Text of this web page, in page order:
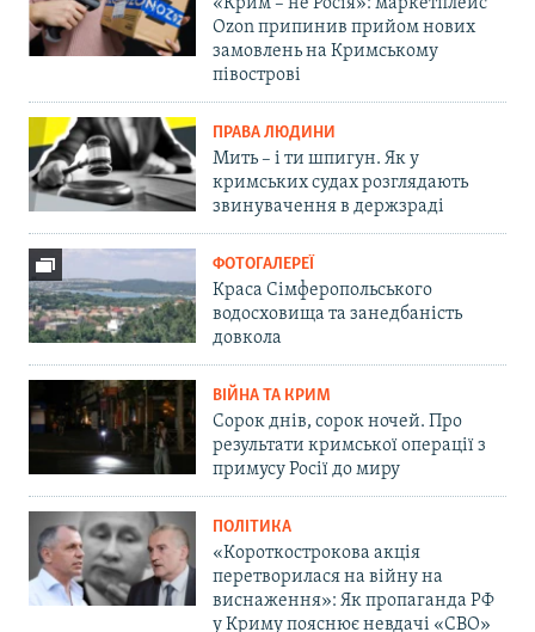
Ozon припинив прийом нових
замовлень на Кримському
півострові
ПРАВА ЛЮДИНИ
Мить – і ти шпигун. Як у
кримських судах розглядають
звинувачення в держзраді
ФОТОГАЛЕРЕЇ
Краса Сімферопольського
водосховища та занедбаність
довкола
ВІЙНА ТА КРИМ
Сорок днів, сорок ночей. Про
результати кримської операції з
примусу Росії до миру
ПОЛІТИКА
«Короткострокова акція
перетворилася на війну на
виснаження»: Як пропаганда РФ
у Криму пояснює невдачі «СВО»